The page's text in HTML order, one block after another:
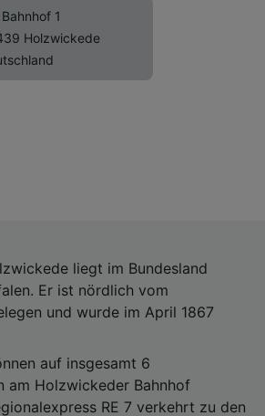
1
Holzwickede
liegt im Bundesland
Er ist nördlich vom
und wurde im April 1867
auf insgesamt 6
am Holzwickeder Bahnhof
RE 7 verkehrt zu den